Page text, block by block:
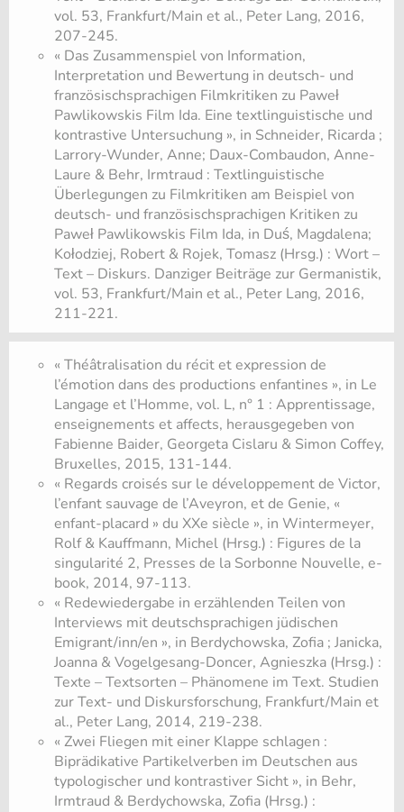
vol. 53, Frankfurt/Main et al., Peter Lang, 2016,
207-245.
« Das Zusammenspiel von Information,
Interpretation und Bewertung in deutsch- und
französischsprachigen Filmkritiken zu Paweł
Pawlikowskis Film Ida. Eine textlinguistische und
kontrastive Untersuchung », in Schneider, Ricarda ;
Larrory-Wunder, Anne; Daux-Combaudon, Anne-
Laure & Behr, Irmtraud : Textlinguistische
Überlegungen zu Filmkritiken am Beispiel von
deutsch- und französischsprachigen Kritiken zu
Paweł Pawlikowskis Film Ida, in Duś, Magdalena;
Kołodziej, Robert & Rojek, Tomasz (Hrsg.) : Wort –
Text – Diskurs. Danziger Beiträge zur Germanistik,
vol. 53, Frankfurt/Main et al., Peter Lang, 2016,
211-221.
« Théâtralisation du récit et expression de
l’émotion dans des productions enfantines », in Le
Langage et l’Homme, vol. L, n° 1 : Apprentissage,
enseignements et affects, herausgegeben von
Fabienne Baider, Georgeta Cislaru & Simon Coffey,
Bruxelles, 2015, 131-144.
« Regards croisés sur le développement de Victor,
l’enfant sauvage de l’Aveyron, et de Genie, «
enfant-placard » du XXe siècle », in Wintermeyer,
Rolf & Kauffmann, Michel (Hrsg.) : Figures de la
singularité 2, Presses de la Sorbonne Nouvelle, e-
book, 2014, 97-113.
« Redewiedergabe in erzählenden Teilen von
Interviews mit deutschsprachigen jüdischen
Emigrant/inn/en », in Berdychowska, Zofia ; Janicka,
Joanna & Vogelgesang-Doncer, Agnieszka (Hrsg.) :
Texte – Textsorten – Phänomene im Text. Studien
zur Text- und Diskursforschung, Frankfurt/Main et
al., Peter Lang, 2014, 219-238.
« Zwei Fliegen mit einer Klappe schlagen :
Biprädikative Partikelverben im Deutschen aus
typologischer und kontrastiver Sicht », in Behr,
Irmtraud & Berdychowska, Zofia (Hrsg.) :